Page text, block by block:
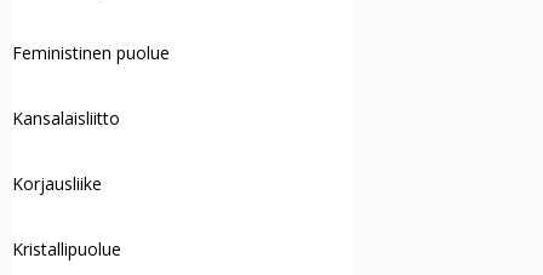
Feministinen puolue
Kansalaisliitto
Korjausliike
Kristallipuolue